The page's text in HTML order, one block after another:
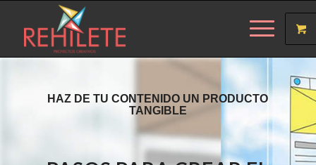
HAZ DE TU CONTENIDO UN PRODUCTO
TANGIBLE